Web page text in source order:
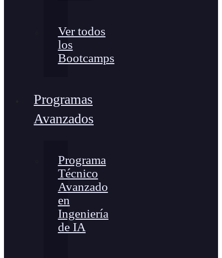
Ver todos
los
Bootcamps
Programas
Avanzados
Programa
Técnico
Avanzado
en
Ingeniería
de IA